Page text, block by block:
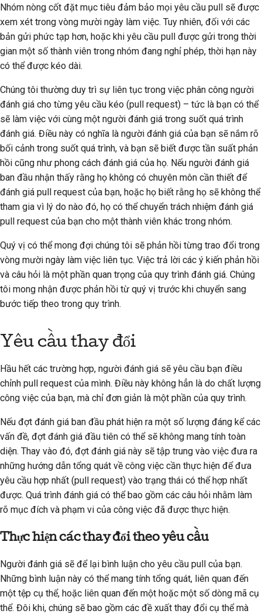
Nhóm nòng cốt đặt mục tiêu đảm bảo mọi yêu cầu pull sẽ được
xem xét trong vòng mười ngày làm việc. Tuy nhiên, đối với các
bản gửi phức tạp hơn, hoặc khi yêu cầu pull được gửi trong thời
gian một số thành viên trong nhóm đang nghỉ phép, thời hạn này
có thể được kéo dài.
Chúng tôi thường duy trì sự liên tục trong việc phân công người
đánh giá cho từng yêu cầu kéo (pull request) – tức là bạn có thể
sẽ làm việc với cùng một người đánh giá trong suốt quá trình
đánh giá. Điều này có nghĩa là người đánh giá của bạn sẽ nắm rõ
bối cảnh trong suốt quá trình, và bạn sẽ biết được tần suất phản
hồi cũng như phong cách đánh giá của họ. Nếu người đánh giá
ban đầu nhận thấy rằng họ không có chuyên môn cần thiết để
đánh giá pull request của bạn, hoặc họ biết rằng họ sẽ không thể
tham gia vì lý do nào đó, họ có thể chuyển trách nhiệm đánh giá
pull request của bạn cho một thành viên khác trong nhóm.
Quý vị có thể mong đợi chúng tôi sẽ phản hồi từng trao đổi trong
vòng mười ngày làm việc liên tục. Việc trả lời các ý kiến phản hồi
và câu hỏi là một phần quan trọng của quy trình đánh giá. Chúng
tôi mong nhận được phản hồi từ quý vị trước khi chuyển sang
bước tiếp theo trong quy trình.
Yêu cầu thay đổi
Hầu hết các trường hợp, người đánh giá sẽ yêu cầu bạn điều
chỉnh pull request của mình. Điều này không hẳn là do chất lượng
công việc của bạn, mà chỉ đơn giản là một phần của quy trình.
Nếu đợt đánh giá ban đầu phát hiện ra một số lượng đáng kể các
vấn đề, đợt đánh giá đầu tiên có thể sẽ không mang tính toàn
diện. Thay vào đó, đợt đánh giá này sẽ tập trung vào việc đưa ra
những hướng dẫn tổng quát về công việc cần thực hiện để đưa
yêu cầu hợp nhất (pull request) vào trạng thái có thể hợp nhất
được. Quá trình đánh giá có thể bao gồm các câu hỏi nhằm làm
rõ mục đích và phạm vi của công việc đã được thực hiện.
Thực hiện các thay đổi theo yêu cầu
Người đánh giá sẽ để lại bình luận cho yêu cầu pull của bạn.
Những bình luận này có thể mang tính tổng quát, liên quan đến
một tệp cụ thể, hoặc liên quan đến một hoặc một số dòng mã cụ
thể. Đôi khi, chúng sẽ bao gồm các đề xuất thay đổi cụ thể mà